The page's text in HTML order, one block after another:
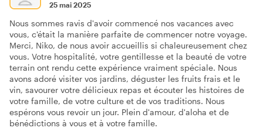
25 mai 2025
Nous sommes ravis d'avoir commencé nos vacances avec
vous, c'était la manière parfaite de commencer notre voyage.
Merci, Niko, de nous avoir accueillis si chaleureusement chez
vous. Votre hospitalité, votre gentillesse et la beauté de votre
terrain ont rendu cette expérience vraiment spéciale. Nous
avons adoré visiter vos jardins, déguster les fruits frais et le
vin, savourer votre délicieux repas et écouter les histoires de
votre famille, de votre culture et de vos traditions. Nous
espérons vous revoir un jour. Plein d'amour, d'aloha et de
bénédictions à vous et à votre famille.